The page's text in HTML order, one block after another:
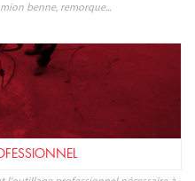
benne, remorque...